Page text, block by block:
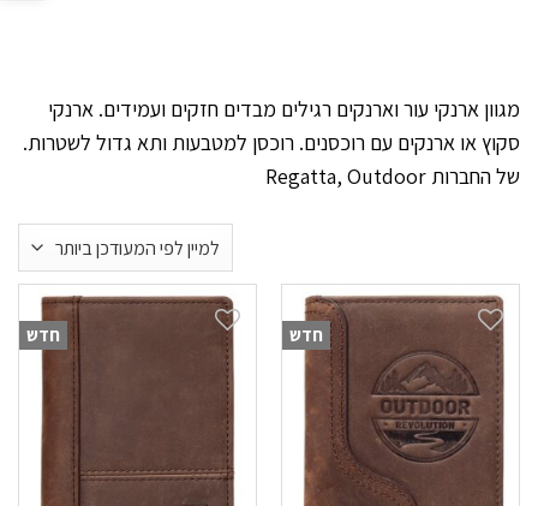
מגוון ארנקי עור וארנקים רגילים מבדים חזקים ועמידים. ארנקי
סקוץ או ארנקים עם רוכסנים. רוכסן למטבעות ותא גדול לשטרות.
של החברות Regatta, Outdoor
חדש חדש